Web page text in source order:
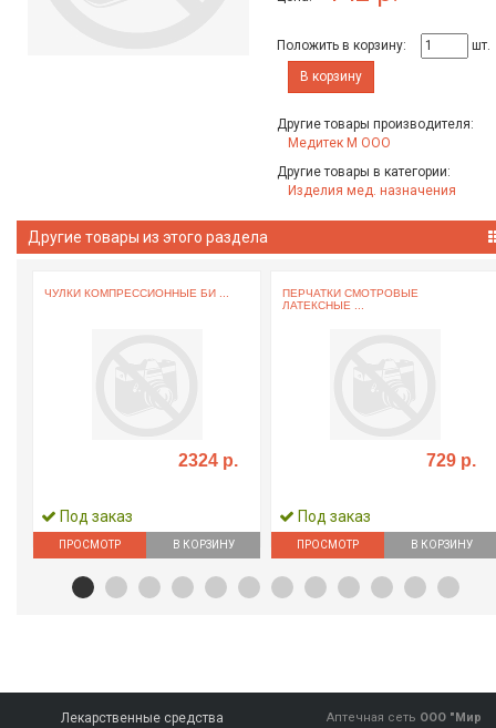
Положить в корзину:
шт.
В корзину
Другие товары производителя:
Медитек М ООО
Другие товары в категории:
Изделия мед. назначения
Другие товары из этого раздела
ЧУЛКИ КОМПРЕССИОННЫЕ БИ ...
2324 р.
Под заказ
ПРОСМОТР В КОРЗИНУ
ПЕРЧАТКИ СМОТРОВЫЕ
ЛАТЕКСНЫЕ ...
729 р.
Под заказ
ПРОСМОТР В КОРЗИНУ
Лекарственные средства Аптечная сеть ООО "Мир